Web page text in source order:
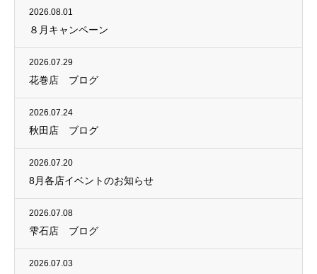
2026.08.01
８月キャンペーン
2026.07.29
花巻店 ブログ
2026.07.24
秋田店 ブログ
2026.07.20
8月各店イベントのお知らせ
2026.07.08
雫石店 ブログ
2026.07.03